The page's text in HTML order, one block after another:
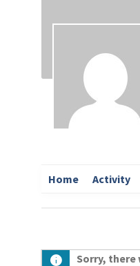
Home Activity
Sorry, there